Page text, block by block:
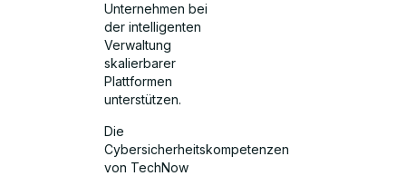
Unternehmen bei
der intelligenten
Verwaltung
skalierbarer
Plattformen
unterstützen.
Die
Cybersicherheitskompetenzen
von TechNow